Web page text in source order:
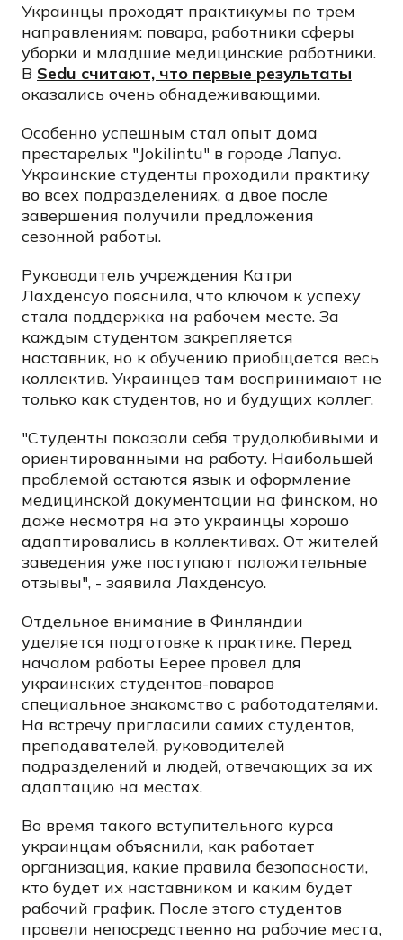
Украинцы проходят практикумы по трем
направлениям: повара, работники сферы
уборки и младшие медицинские работники.
В Sedu считают, что первые результаты
оказались очень обнадеживающими.
Особенно успешным стал опыт дома
престарелых "Jokilintu" в городе Лапуа.
Украинские студенты проходили практику
во всех подразделениях, а двое после
завершения получили предложения
сезонной работы.
Руководитель учреждения Катри
Лахденсуо пояснила, что ключом к успеху
стала поддержка на рабочем месте. За
каждым студентом закрепляется
наставник, но к обучению приобщается весь
коллектив. Украинцев там воспринимают не
только как студентов, но и будущих коллег.
"Студенты показали себя трудолюбивыми и
ориентированными на работу. Наибольшей
проблемой остаются язык и оформление
медицинской документации на финском, но
даже несмотря на это украинцы хорошо
адаптировались в коллективах. От жителей
заведения уже поступают положительные
отзывы", - заявила Лахденсуо.
Отдельное внимание в Финляндии
уделяется подготовке к практике. Перед
началом работы Eepee провел для
украинских студентов-поваров
специальное знакомство с работодателями.
На встречу пригласили самих студентов,
преподавателей, руководителей
подразделений и людей, отвечающих за их
адаптацию на местах.
Во время такого вступительного курса
украинцам объяснили, как работает
организация, какие правила безопасности,
кто будет их наставником и каким будет
рабочий график. После этого студентов
провели непосредственно на рабочие места,